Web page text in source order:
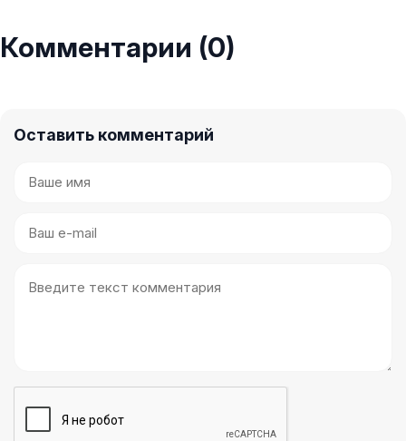
Комментарии (0)
Оставить комментарий